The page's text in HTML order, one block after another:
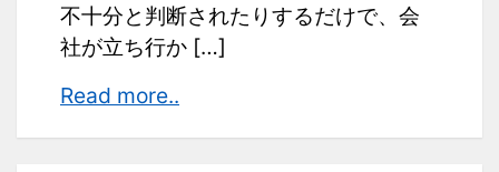
不十分と判断されたりするだけで、会
社が立ち行か […]
Read more..